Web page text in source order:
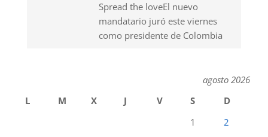
Spread the loveEl nuevo
mandatario juró este viernes
como presidente de Colombia
agosto 2026
L
M X J V S
D
1
2